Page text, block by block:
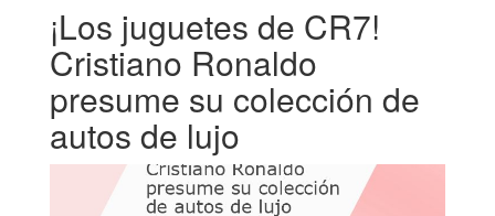
¡Los juguetes de CR7!
Cristiano Ronaldo
presume su colección de
autos de lujo